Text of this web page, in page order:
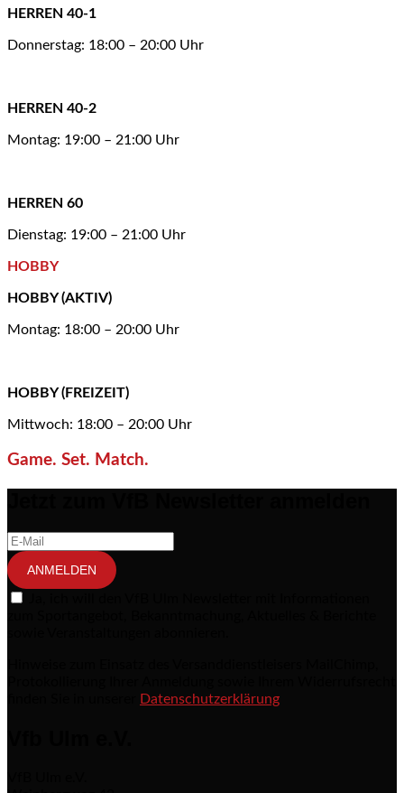
HERREN 40-1
Donnerstag: 18:00 – 20:00 Uhr
HERREN 40-2
Montag: 19:00 – 21:00 Uhr
HERREN 60
Dienstag: 19:00 – 21:00 Uhr
HOBBY
HOBBY (AKTIV)
Montag: 18:00 – 20:00 Uhr
HOBBY (FREIZEIT)
Mittwoch: 18:00 – 20:00 Uhr
Game. Set. Match.
ANMELDEN
Datenschutzerklärung